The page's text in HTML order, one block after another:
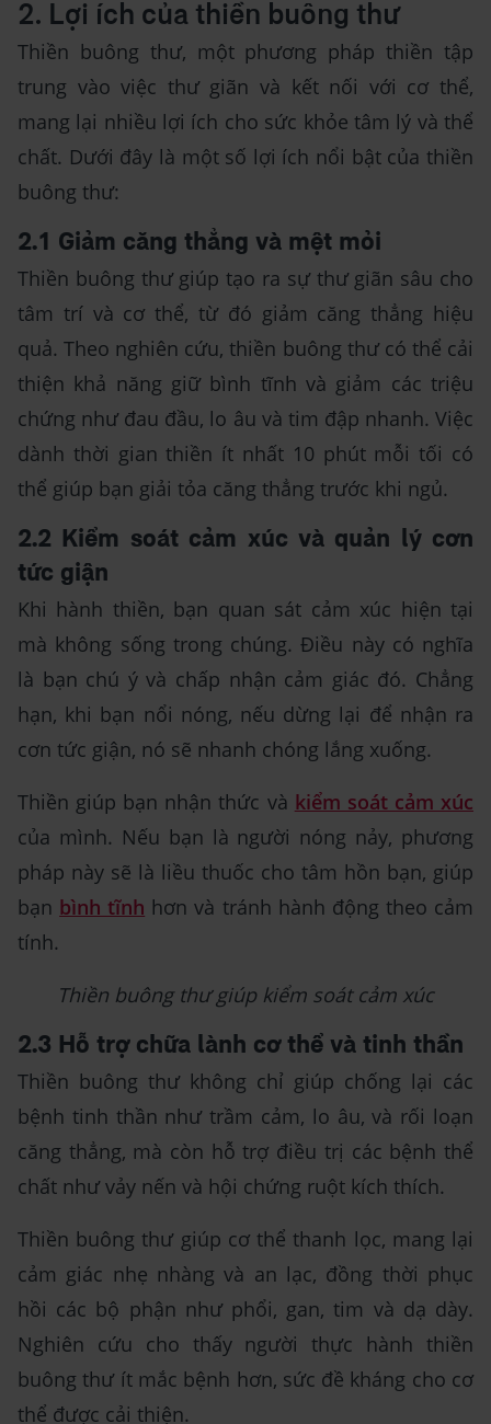
2. Lợi ích của thiền buông thư
Thiền buông thư, một phương pháp thiền tập
trung vào việc thư giãn và kết nối với cơ thể,
mang lại nhiều lợi ích cho sức khỏe tâm lý và thể
chất. Dưới đây là một số lợi ích nổi bật của thiền
buông thư:
2.1 Giảm căng thẳng và mệt mỏi
Thiền buông thư giúp tạo ra sự thư giãn sâu cho
tâm trí và cơ thể, từ đó giảm căng thẳng hiệu
quả. Theo nghiên cứu, thiền buông thư có thể cải
thiện khả năng giữ bình tĩnh và giảm các triệu
chứng như đau đầu, lo âu và tim đập nhanh. Việc
dành thời gian thiền ít nhất 10 phút mỗi tối có
thể giúp bạn giải tỏa căng thẳng trước khi ngủ.
2.2 Kiểm soát cảm xúc và quản lý cơn
tức giận
Khi hành thiền, bạn quan sát cảm xúc hiện tại
mà không sống trong chúng. Điều này có nghĩa
là bạn chú ý và chấp nhận cảm giác đó. Chẳng
hạn, khi bạn nổi nóng, nếu dừng lại để nhận ra
cơn tức giận, nó sẽ nhanh chóng lắng xuống.
Thiền giúp bạn nhận thức và kiểm soát cảm xúc
của mình. Nếu bạn là người nóng nảy, phương
pháp này sẽ là liều thuốc cho tâm hồn bạn, giúp
bạn bình tĩnh hơn và tránh hành động theo cảm
tính.
Thiền buông thư giúp kiểm soát cảm xúc
2.3 Hỗ trợ chữa lành cơ thể và tinh thần
Thiền buông thư không chỉ giúp chống lại các
bệnh tinh thần như trầm cảm, lo âu, và rối loạn
căng thẳng, mà còn hỗ trợ điều trị các bệnh thể
chất như vảy nến và hội chứng ruột kích thích.
Thiền buông thư giúp cơ thể thanh lọc, mang lại
cảm giác nhẹ nhàng và an lạc, đồng thời phục
hồi các bộ phận như phổi, gan, tim và dạ dày.
Nghiên cứu cho thấy người thực hành thiền
buông thư ít mắc bệnh hơn, sức đề kháng cho cơ
thể được cải thiện.